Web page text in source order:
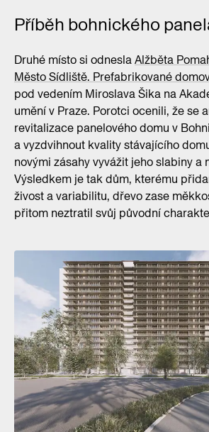
Příběh bohnického
Druhé místo si odneslaAlžběta
Město Sídliště. Prefabrikované
pod vedením Miroslava Šika na
umění v Praze. Porotci ocenili, že se
revitalizace panelového domu v
a vyzdvihnout kvality stávajícího
novými zásahy vyvážit jeho slabiny a
Výsledkem je tak dům, kterému
živost a variabilitu, dřevo zase
přitom neztratil svůj původní